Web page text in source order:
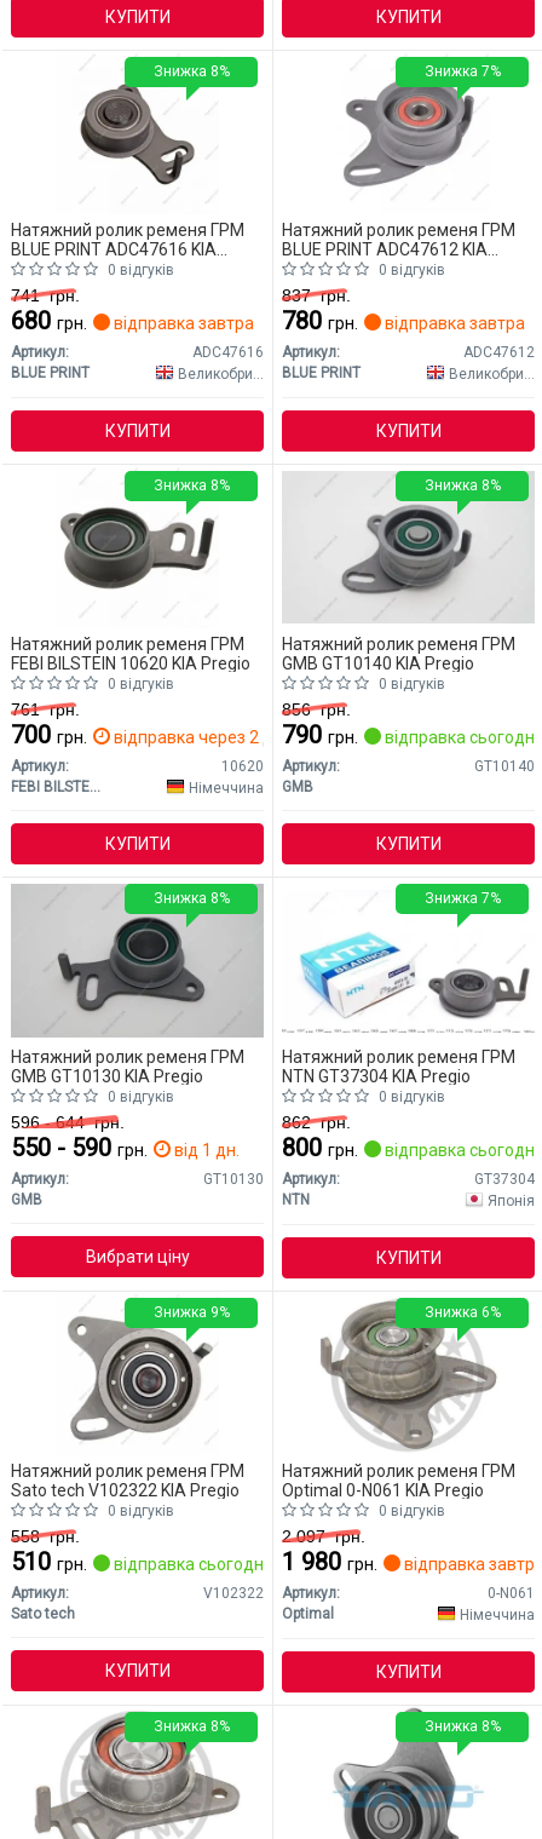
КУПИТИ КУПИТИ
Натяжний ролик ременя ГРМ
BLUE PRINT ADC47616 KIA
Pregio
0 відгуків
741грн.
680 грн. відправка завтра
Артикул:
ADC47616
BLUE PRINT
Великобританія
КУПИТИ
Знижка 8%
Натяжний ролик ременя ГРМ
BLUE PRINT ADC47612 KIA
Pregio
0 відгуків
837грн.
780 грн. відправка завтра
Артикул:
ADC47612
BLUE PRINT
Великобританія
КУПИТИ
Знижка 7%
Натяжний ролик ременя ГРМ
FEBI BILSTEIN 10620 KIA Pregio
0 відгуків
761грн.
700 грн. відправка через 2 дн.
Артикул:
10620
FEBI BILSTEIN
Німеччина
КУПИТИ
Знижка 8%
Натяжний ролик ременя ГРМ
GMB GT10140 KIA Pregio
0 відгуків
856грн.
790 грн. відправка сьогодні
Артикул:
GT10140
GMB
КУПИТИ
Знижка 8%
Натяжний ролик ременя ГРМ
GMB GT10130 KIA Pregio
0 відгуків
596 - 644грн.
550 - 590 грн. від 1 дн.
Артикул:
GT10130
GMB
Вибрати ціну
Знижка 8%
Натяжний ролик ременя ГРМ
NTN GT37304 KIA Pregio
0 відгуків
862грн.
800 грн. відправка сьогодні
Артикул:
GT37304
NTN
Японія
КУПИТИ
Знижка 7%
Натяжний ролик ременя ГРМ
Sato tech V102322 KIA Pregio
0 відгуків
558грн.
510 грн. відправка сьогодні
Артикул:
V102322
Sato tech
КУПИТИ
Знижка 9%
Натяжний ролик ременя ГРМ
Optimal 0-N061 KIA Pregio
0 відгуків
2 097грн.
1 980 грн. відправка
Артикул:
0-N061
Optimal
Німеччина
КУПИТИ
Знижка 6%
Знижка 8% Знижка 8%